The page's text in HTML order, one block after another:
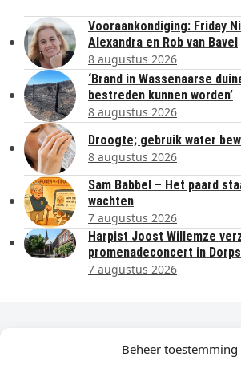
Beheer toestemming
Vooraankondiging: Friday
Alexandra en Rob van Bavel
8 augustus 2026
‘Brand in Wassenaarse
bestreden kunnen worden’
8 augustus 2026
Droogte; gebruik water
8 augustus 2026
Sam Babbel – Het paard
wachten
7 augustus 2026
Harpist Joost Willemze
promenadeconcert in
7 augustus 2026
Dagelijks het laatste